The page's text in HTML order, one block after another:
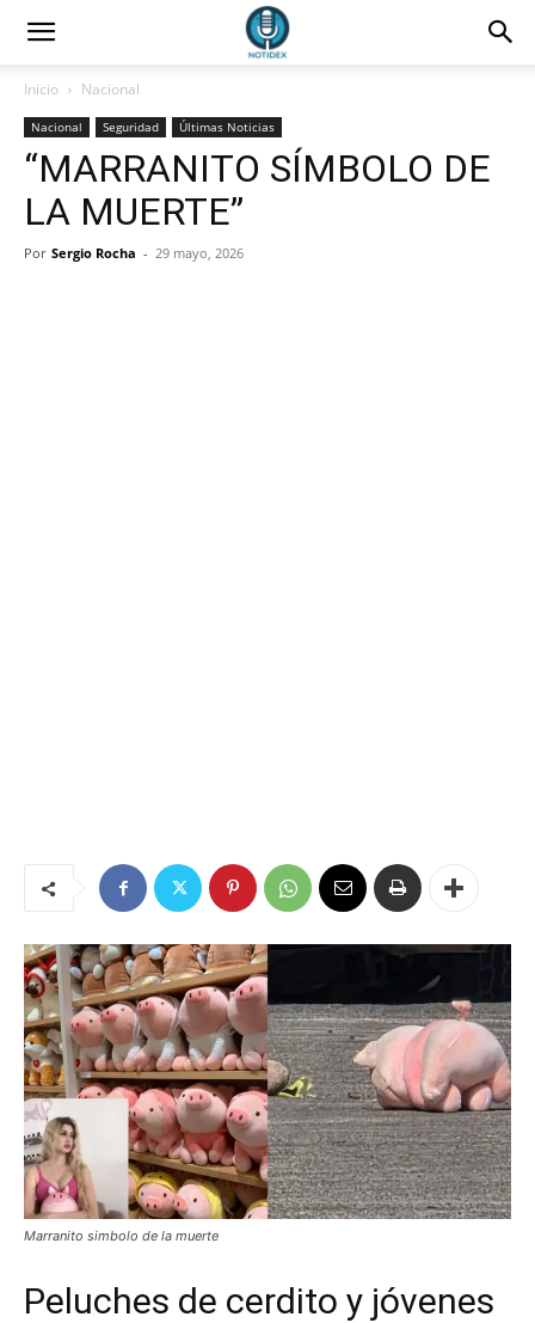
Inicio Nacional
Nacional Seguridad Últimas Noticias
“MARRANITO SÍMBOLO DE
LA MUERTE”
Por Sergio Rocha - 29 mayo, 2026
Marranito simbolo de la muerte
Peluches de cerdito y jóvenes